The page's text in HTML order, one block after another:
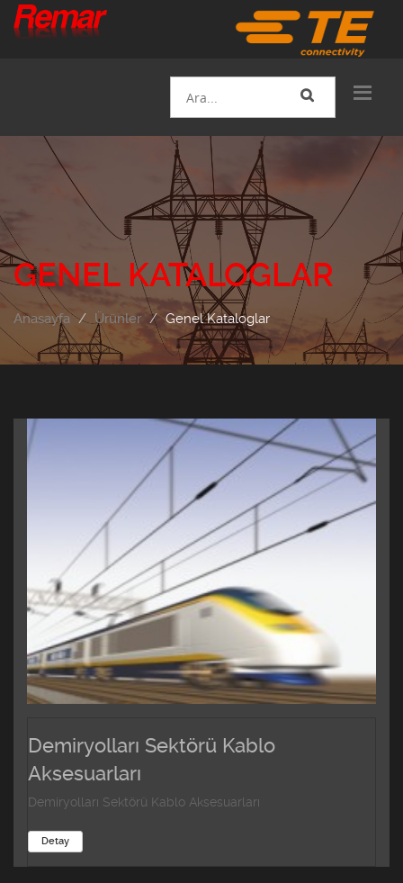
GENEL KATALOGLAR
Anasayfa Ürünler Genel Kataloglar
Demiryolları Sektörü Kablo
Aksesuarları
Demiryolları Sektörü Kablo Aksesuarları
Detay